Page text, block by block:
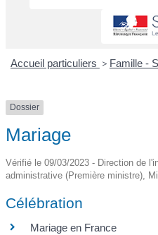
Accueil particuliers > Famille -
Dossier
Mariage
Vérifié le 09/03/2023 - Direction de
administrative (Première ministre),
Célébration
Mariage en France